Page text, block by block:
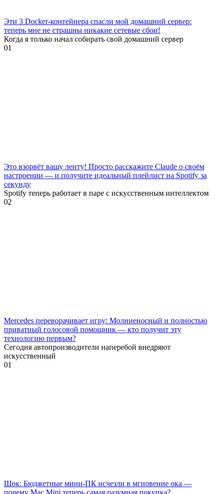
Эти 3 Docker-контейнера спасли мой домашний сервер:
теперь мне не страшны никакие сетевые сбои!
Когда я только начал собирать свой домашний сервер
01
Это взорвёт вашу ленту! Просто расскажите Claude о своём
настроении — и получите идеальный плейлист на Spotify за
секунду
Spotify теперь работает в паре с искусственным интеллектом
02
Mercedes переворачивает игру: Молниеносный и полностью
приватный голосовой помощник — кто получит эту
технологию первым?
Сегодня автопроизводители наперебой внедряют
искусственный
01
Шок: Бюджетные мини-ПК исчезли в мгновение ока —
почему Mac Mini теперь самая разумная покупка?